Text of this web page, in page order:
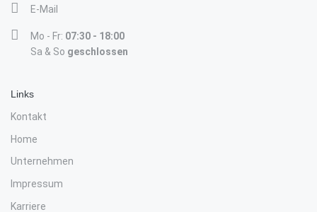
E-Mail
Mo - Fr: 07:30 - 18:00
Sa & So geschlossen
Links
Kontakt
Home
Unternehmen
Impressum
Karriere